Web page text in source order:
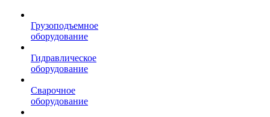
Грузоподъемное
оборудование
Гидравлическое
оборудование
Сварочное
оборудование